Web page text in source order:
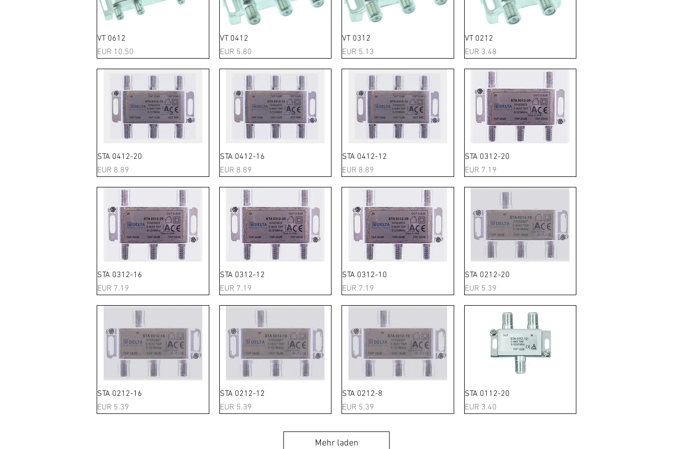
VT 0612
Preis
EUR 10.50
VT 0412
Preis
EUR 5.80
VT 0312
Preis
EUR 5.13
VT 0212
Preis
EUR 3.48
Schnellansicht
STA 0412-20
Preis
EUR 8.89
Schnellansicht
STA 0412-16
Preis
EUR 8.89
Schnellansicht
STA 0412-12
Preis
EUR 8.89
Schnellansicht
STA 0312-20
Preis
EUR 7.19
Schnellansicht
STA 0312-16
Preis
EUR 7.19
Schnellansicht
STA 0312-12
Preis
EUR 7.19
Schnellansicht
STA 0312-10
Preis
EUR 7.19
Schnellansicht
STA 0212-20
Preis
EUR 5.39
Schnellansicht
STA 0212-16
Preis
EUR 5.39
Schnellansicht
STA 0212-12
Preis
EUR 5.39
Schnellansicht
STA 0212-8
Preis
EUR 5.39
Schnellansicht
STA 0112-20
Preis
EUR 3.40
Mehr laden